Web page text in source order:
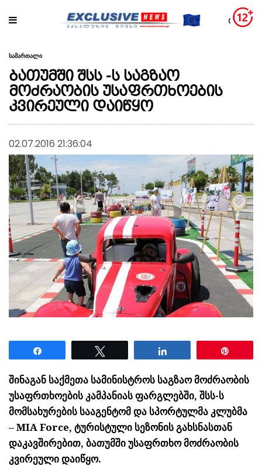
სამართალი
ბათუმში შსს -ს საგზაო
მოძრაობის უსაფრთხოების
კვირეული დაიწყო
02.07.2016 21:36:04
შინაგან საქმეთა სამინისტროს საგზაო მოძრაობის
უსაფრთხოების კამპანიას ფარგლებში, შსს-ს
მომსახურების სააგენტომ და სპორტულმა კლუბმა
– MIA Force, ტურისტული სეზონის გახსნასთან
დაკავშირებით, ბათუმში უსაფრთხო მოძრაობის
კვირეული დაიწყო.